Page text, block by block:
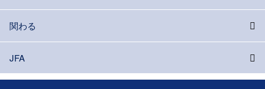
関わる
JFA